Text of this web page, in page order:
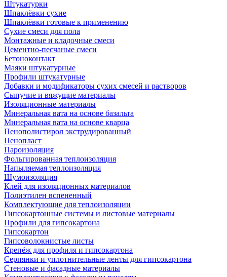
Штукатурки
Шпаклёвки сухие
Шпаклёвки готовые к применению
Сухие смеси для пола
Монтажные и кладочные смеси
Цементно-песчаные смеси
Бетоноконтакт
Маяки штукатурные
Профили штукатурные
Добавки и модификаторы сухих смесей и растворов
Сыпучие и вяжущие материалы
Изоляционные материалы
Минеральная вата на основе базальта
Минеральная вата на основе кварца
Пенополистирол экструдированный
Пенопласт
Пароизоляция
Фольгированная теплоизоляция
Напыляемая теплоизоляция
Шумоизоляция
Клей для изоляционных материалов
Полиэтилен вспененный
Комплектующие для теплоизоляции
Гипсокартонные системы и листовые материалы
Профили для гипсокартона
Гипсокартон
Гипсоволокнистые листы
Крепёж для профиля и гипсокартона
Серпянки и уплотнительные ленты для гипсокартона
Стеновые и фасадные материалы